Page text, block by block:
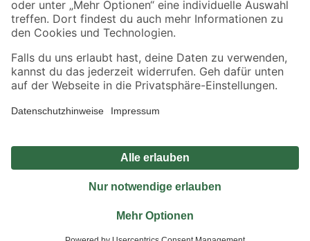
Alle Preisangaben in EUR inkl. gesetzl. MwSt.. Die dargestellten Angebote sind unter
Umständen nicht in allen Märkten verfügbar. Die angegebenen Verfügbarkeiten beziehen
Produkte nur solange der Vorrat reicht.
*Paketversand ab 59 € versandkostenfrei, gilt nicht für Artikel mit Speditionsversand, hier
Privatsphäre Impressum
Nutzungsbedingungen
Widerrufsrecht
Vertrag widerrufen
© 2026 toom Baumarkt GmbH